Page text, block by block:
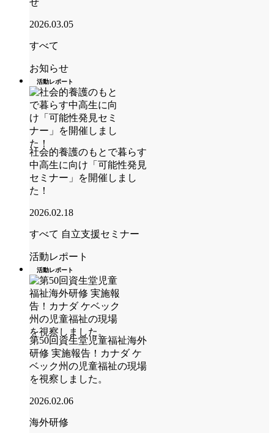
2026.03.05
すべて
お知らせ
活動レポート
社会的養護のもとで暮らす
中高生に向け「可能性発見
セミナー」を開催しまし
た！
2026.02.18
すべて 自立支援セミナー
活動レポート
活動レポート
第50回資生堂児童福祉海外
研修 実施報告！カナダ ケ
ベック州の児童福祉の現場
を視察しました。
2026.02.06
海外研修